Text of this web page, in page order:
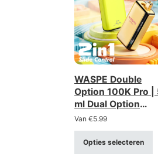
WASPE Double
Option 100K Pro |
ml Dual Option
bulkvape
Van €5.99
Opties selecteren